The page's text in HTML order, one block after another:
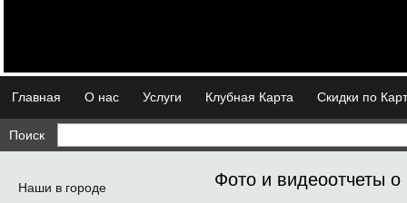
Главная О нас Услуги Клубная Карта Скидки по
Поиск
Наши в городе Фото и видеоотчеты